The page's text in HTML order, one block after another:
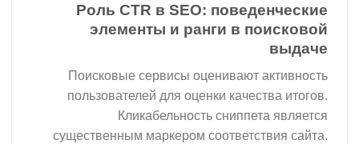
Роль CTR в SEO: поведенческие
элементы и ранги в поисковой
выдаче
Поисковые сервисы оценивают активность
пользователей для оценки качества итогов.
Кликабельность сниппета является
существенным маркером соответствия сайта.